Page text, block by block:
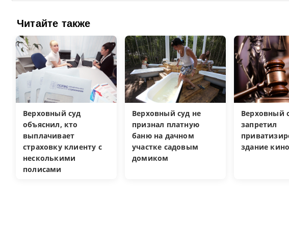
Читайте также
Верховный суд
объяснил, кто
выплачивает
страховку клиенту с
несколькими
полисами
Верховный суд не
признал платную
баню на дачном
участке садовым
домиком
Верховный
запретил
здание